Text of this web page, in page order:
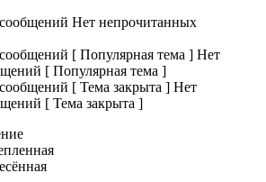
Нет непрочитанных
[ Популярная тема ] Нет
[ Популярная тема ]
[ Тема закрыта ] Нет
[ Тема закрыта ]